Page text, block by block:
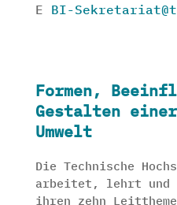
E BI-
Formen,
Gestalten
Umwelt
Die Technische
arbeitet, lehrt und
ihren zehn